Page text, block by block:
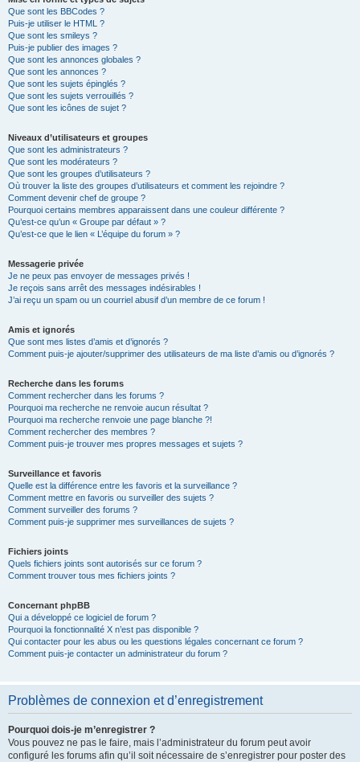
Que sont les BBCodes ?
Puis-je utiliser le HTML ?
Que sont les smileys ?
Puis-je publier des images ?
Que sont les annonces globales ?
Que sont les annonces ?
Que sont les sujets épinglés ?
Que sont les sujets verrouillés ?
Que sont les icônes de sujet ?
Niveaux d’utilisateurs et groupes
Que sont les administrateurs ?
Que sont les modérateurs ?
Que sont les groupes d’utilisateurs ?
Où trouver la liste des groupes d’utilisateurs et comment les rejoindre ?
Comment devenir chef de groupe ?
Pourquoi certains membres apparaissent dans une couleur différente ?
Qu’est-ce qu’un « Groupe par défaut » ?
Qu’est-ce que le lien « L’équipe du forum » ?
Messagerie privée
Je ne peux pas envoyer de messages privés !
Je reçois sans arrêt des messages indésirables !
J’ai reçu un spam ou un courriel abusif d’un membre de ce forum !
Amis et ignorés
Que sont mes listes d’amis et d’ignorés ?
Comment puis-je ajouter/supprimer des utilisateurs de ma liste d’amis ou d’ignorés ?
Recherche dans les forums
Comment rechercher dans les forums ?
Pourquoi ma recherche ne renvoie aucun résultat ?
Pourquoi ma recherche renvoie une page blanche ?!
Comment rechercher des membres ?
Comment puis-je trouver mes propres messages et sujets ?
Surveillance et favoris
Quelle est la différence entre les favoris et la surveillance ?
Comment mettre en favoris ou surveiller des sujets ?
Comment surveiller des forums ?
Comment puis-je supprimer mes surveillances de sujets ?
Fichiers joints
Quels fichiers joints sont autorisés sur ce forum ?
Comment trouver tous mes fichiers joints ?
Concernant phpBB
Qui a développé ce logiciel de forum ?
Pourquoi la fonctionnalité X n’est pas disponible ?
Qui contacter pour les abus ou les questions légales concernant ce forum ?
Comment puis-je contacter un administrateur du forum ?
Problèmes de connexion et d’enregistrement
Pourquoi dois-je m’enregistrer ?
Vous pouvez ne pas le faire, mais l’administrateur du forum peut avoir
configuré les forums afin qu’il soit nécessaire de s’enregistrer pour poster des